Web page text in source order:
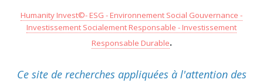
Humanity Invest©- ESG - Environnement Social Gouvernance -
Investissement Socialement Responsable - Investissement
Responsable Durable.
Ce site de recherches appliquées à l'attention des